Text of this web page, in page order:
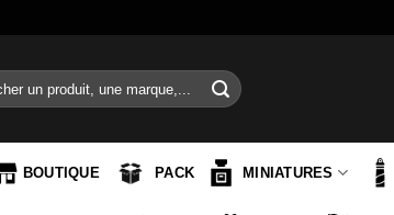
BOUTIQUE PACK MINIATURES